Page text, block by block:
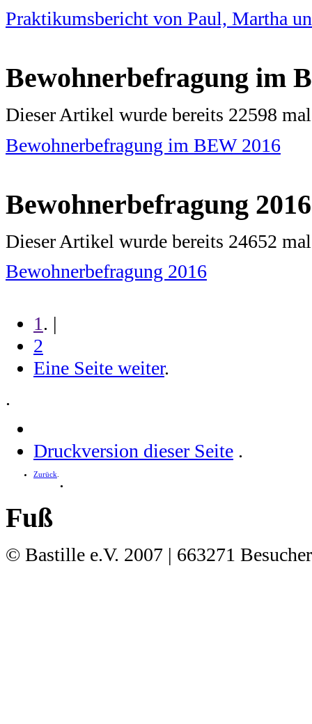
Praktikumsbericht von Paul, Martha
Bewohnerbefragung im
Dieser Artikel wurde bereits 22598 mal
Bewohnerbefragung im BEW 2016
Bewohnerbefragung 2016
Dieser Artikel wurde bereits 24652 mal
Bewohnerbefragung 2016
1. |
2
Eine Seite weiter.
.
Druckversion dieser Seite .
Zurück .
Fuß
© Bastille e.V. 2007 | 663271 Besucher